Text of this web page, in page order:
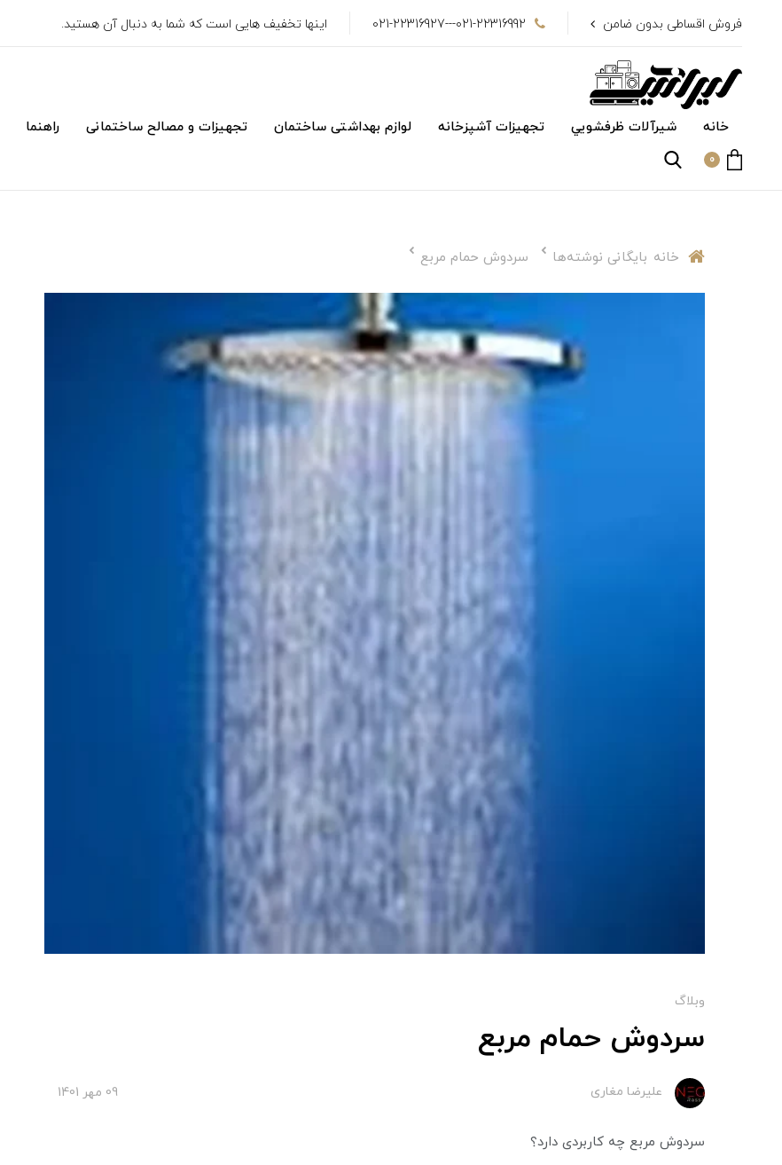
فروش اقساطی بدون ضامن 021-22316992---021-22316927 اینها تخفیف هایی است که شما به دنبال آن هستید.
خانه شیرآلات ظرفشويي تجهیزات آشپزخانه لوازم بهداشتی ساختمان تجهیزات و مصالح ساختمانی راهنما
0
خانه بایگانی نوشته‌ها سردوش حمام مربع
وبلاگ
سردوش حمام مربع
علیرضا مغاری 09 مهر 1401
سردوش مربع چه کاربردی دارد؟